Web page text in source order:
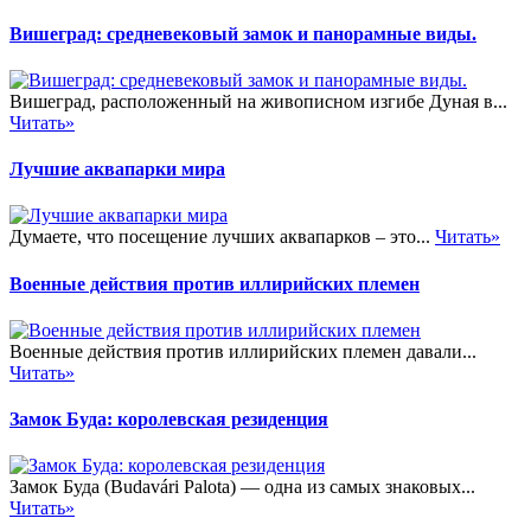
Вишеград: средневековый замок и панорамные виды.
Вишеград, расположенный на живописном изгибе Дуная в...
Читать»
Лучшие аквапарки мира
Думаете, что посещение лучших аквапарков – это... Читать»
Военные действия против иллирийских племен
Военные действия против иллирийских племен давали...
Читать»
Замок Буда: королевская резиденция
Замок Буда (Budavári Palota) — одна из самых знаковых...
Читать»